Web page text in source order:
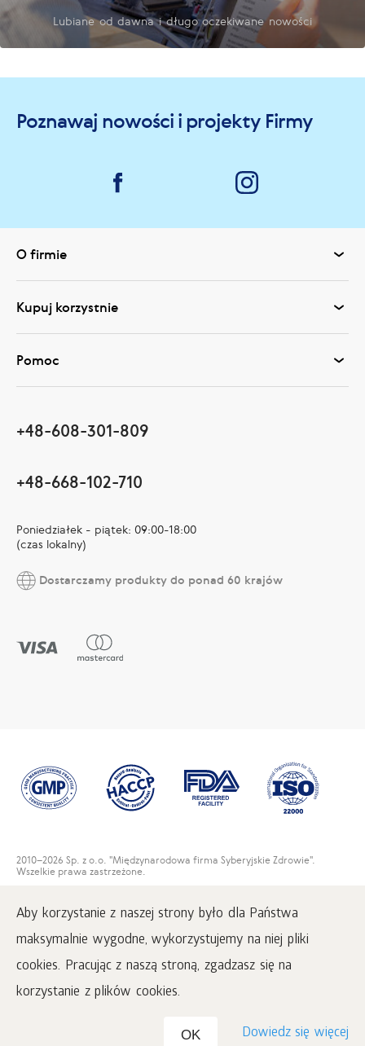
Aby korzystanie z naszej strony było dla Państwa
maksymalnie wygodne, wykorzystujemy na niej pliki
cookies. Pracując z naszą stroną, zgadzasz się na
korzystanie z plików cookies.
OK Dowiedz się więcej
Lubiane od dawna i długo oczekiwane nowości
Poznawaj nowości i projekty Firmy
O firmie
Kupuj korzystnie
Pomoc
+48-608-301-809
+48-668-102-710
Poniedziałek - piątek: 09:00-18:00
(czas lokalny)
Dostarczamy produkty do ponad 60 krajów
2010–2026 Sp. z o.o. "Międzynarodowa firma Syberyjskie Zdrowie".
Wszelkie prawa zastrzeżone.
www.siberianwellness.com.
Regulamin sklepu
Polityka prywatności